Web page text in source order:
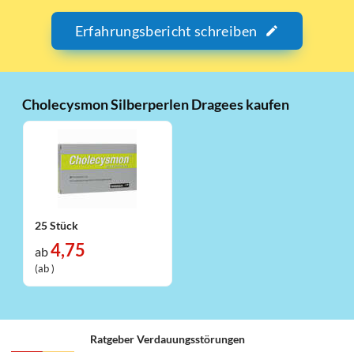
Erfahrungsbericht schreiben
Cholecysmon Silberperlen Dragees kaufen
25 Stück
ab4,75
(ab )
Ratgeber Verdauungsstörungen